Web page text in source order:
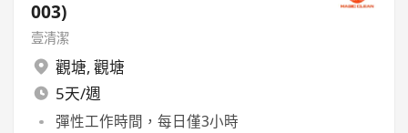
003)
壹清潔
觀塘, 觀塘
5天/週
彈性工作時間，每日僅3小時